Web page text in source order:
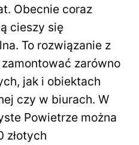
Obecnie coraz
cieszy się
To rozwiązanie z
zarówno
jak i obiektach
czy w biurach. W
Powietrze można
złotych